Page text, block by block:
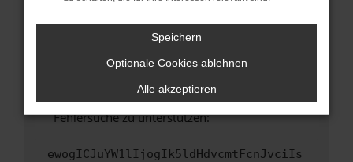
unterstützt werden.
Wende dich an den Webseitenbetreiber.
Wenn du alle oben genannten Schritte versucht
hast, kontaktiere uns bitte. Wir werden
versuchen, das Problem zu beheben. Du kannst
uns diesen Text schicken, um uns bei der
Fehlersuche zu unterstützen:
ewogICJuYW1lIjogIk5ldHdvcmtFcnJvciIs
Speichern
Optionale Cookies ablehnen
Alle akzeptieren